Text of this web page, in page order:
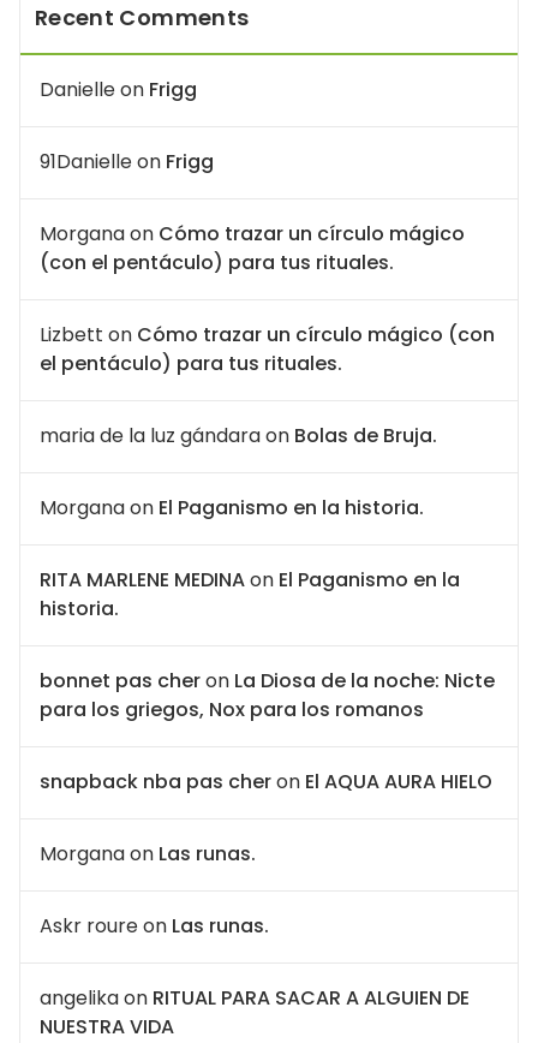
Recent Comments
Danielleon Frigg
91Danielleon Frigg
Morganaon Cómo trazar un círculo mágico
(con el pentáculo) para tus rituales.
Lizbett on Cómo trazar un círculo mágico (con
el pentáculo) para tus rituales.
maria de la luz gándaraon Bolas de Bruja.
Morganaon El Paganismo en la historia.
RITA MARLENE MEDINAon El Paganismo en la
historia.
bonnet pas cheron La Diosa de la noche: Nicte
para los griegos, Nox para los romanos
snapback nba pas cheron El AQUA AURA HIELO
Morganaon Las runas.
Askr roureon Las runas.
angelikaon RITUAL PARA SACAR A ALGUIEN DE
NUESTRA VIDA